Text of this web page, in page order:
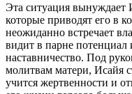
Эта ситуация вынуждает
которые приводят его в
неожиданно встречает
видит в парне потенциал
наставничество. Под
молитвам матери, Исайя
учится жертвенности и